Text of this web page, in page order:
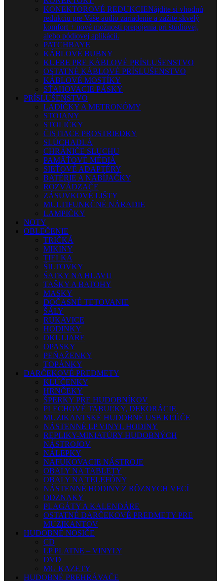
KONEKTOROVÉ REDUKCIENájdite si vhodnú
redukciu pre Vaše audio zariadenie a zažite skvelý
komfort + nové možnosti prepojenia pri štúdiovej,
alebo pódiovej aplikácii.
PATCHBAYE
KÁBLOVÉ BUBNY
KUFRE PRE KÁBLOVÉ PRÍSLUŠENSTVO
OSTATNÉ KÁBLOVÉ PRÍSLUŠENSTVO
KÁBLOVÉ MOSTÍKY
SŤAHOVACIE PÁSKY
PRÍSLUŠENSTVO
LADIČKY A METRONÓMY
STOJANY
STOLIČKY
ČISTIACE PROSTRIEDKY
SLÚCHADLÁ
CHRÁNIČE SLUCHU
PAMÄŤOVÉ MÉDIÁ
SIEŤOVÉ ADAPTÉRY
BATÉRIE A NABÍJAČKY
ROZVÁDZAČE
ZÁSUVKOVÉ LIŠTY
MULTIFUNKČNÉ NÁRADIE
LAMPIČKY
NOTY
OBLEČENIE
TRIČKÁ
MIKINY
TIELKA
ŠILTOVKY
ŠATKY NA HLAVU
TAŠKY A BATOHY
MASKY
DOČASNÉ TETOVANIE
ŠÁLY
RUKAVICE
HODINKY
OKULIARE
OPASKY
PEŇAŽENKY
TOPÁNKY
DARČEKOVÉ PREDMETY
KĽÚČENKY
HRNČEKY
ŠPERKY PRE HUDOBNÍKOV
PLECHOVÉ TABUĽKY, DEKORÁCIE
MUZIKANTSKÉ HUDOBNÉ USB KĽÚČE
NÁSTENNÉ LP VINYL HODINY
REPLIKY-MINIATÚRY HUDOBNÝCH
NÁSTROJOV
NÁLEPKY
NAFUKOVACIE NÁSTROJE
OBALY NA TABLETY
OBALY NA TELEFÓNY
NÁSTENNÉ HODINY Z RÔZNYCH VECÍ
ODZNAKY
PLAGÁTY A KALENDÁRE
OSTATNÉ DARČEKOVÉ PREDMETY PRE
MUZIKANTOV
HUDOBNÉ NOSIČE
CD
LP PLATNE – VINYLY
DVD
MG KAZETY
HUDOBNÉ PREHRÁVAČE